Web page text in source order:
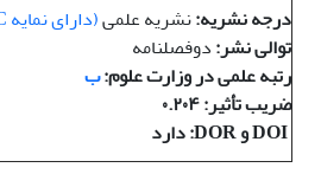
درجه نشریه:نشریه علمی(دارای نمایه
توالی نشر:دوفصلنامه
رتبه علمی در وزارت علوم:ب
ضریب تأثیر: ۰.۲۰۴